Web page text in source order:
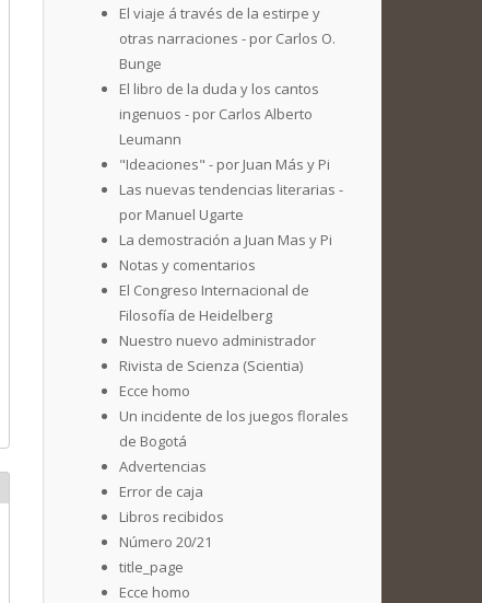
El viaje á través de la estirpe y
otras narraciones - por Carlos O.
Bunge
El libro de la duda y los cantos
ingenuos - por Carlos Alberto
Leumann
"Ideaciones" - por Juan Más y Pi
Las nuevas tendencias literarias -
por Manuel Ugarte
La demostración a Juan Mas y Pi
Notas y comentarios
El Congreso Internacional de
Filosofía de Heidelberg
Nuestro nuevo administrador
Rivista de Scienza (Scientia)
Ecce homo
Un incidente de los juegos florales
de Bogotá
Advertencias
Error de caja
Libros recibidos
Número 20/21
title_page
Ecce homo